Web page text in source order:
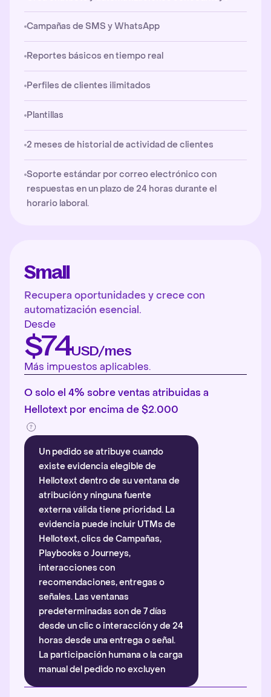
Campañas de SMS y WhatsApp
Reportes básicos en tiempo real
Perfiles de clientes ilimitados
Plantillas
2 meses de historial de actividad de clientes
Soporte estándar por correo electrónico con
respuestas en un plazo de 24 horas durante el
horario laboral.
Small
Recupera oportunidades y crece con
automatización esencial.
Desde
$74USD/mes
Más impuestos aplicables.
O solo el 4% sobre ventas atribuidas a
Hellotext por encima de $2.000
Un pedido se atribuye cuando
existe evidencia elegible de
Hellotext dentro de su ventana de
atribución y ninguna fuente
externa válida tiene prioridad. La
evidencia puede incluir UTMs de
Hellotext, clics de Campañas,
Playbooks o Journeys,
interacciones con
recomendaciones, entregas o
señales. Las ventanas
predeterminadas son de 7 días
desde un clic o interacción y de 24
horas desde una entrega o señal.
La participación humana o la carga
manual del pedido no excluyen
automáticamente la atribución.